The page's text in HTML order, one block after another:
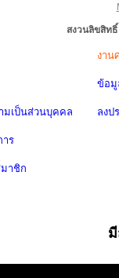
สงวนลิขสิท
มเป็นส่วนบุคคล
าร
าชิก
งาน
ข้อมู
ลงป